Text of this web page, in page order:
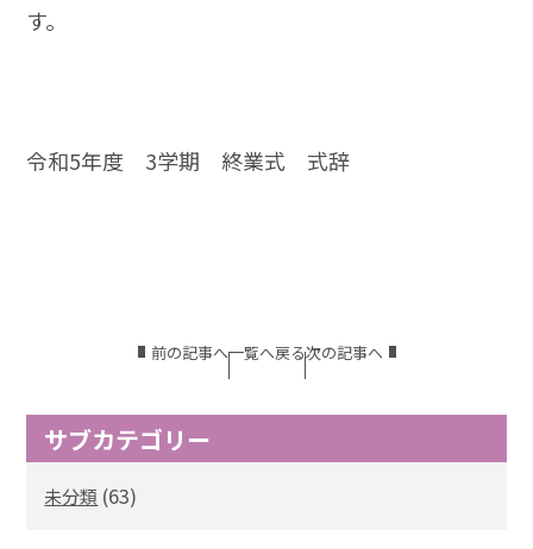
す。
令和5年度 3学期 終業式 式辞
前の記事へ一覧へ戻る次の記事へ
サブカテゴリー
未分類 (63)